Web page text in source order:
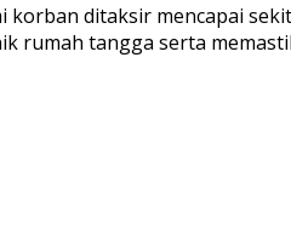
ditaksir mencapai
rumah tangga serta